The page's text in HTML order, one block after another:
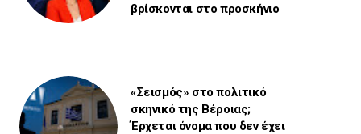
βρίσκονται στο προσκήνιο
«Σεισμός» στο πολιτικό
σκηνικό της Βέροιας;
Έρχεται όνομα που δεν έχει